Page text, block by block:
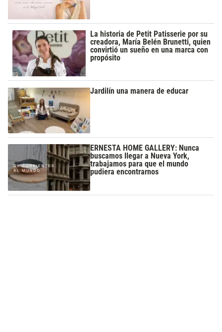
La historia de Petit Patisserie por su
creadora, María Belén Brunetti, quien
convirtió un sueño en una marca con
propósito
Jardilín una manera de educar
ERNESTA HOME GALLERY: Nunca
buscamos llegar a Nueva York,
trabajamos para que el mundo
pudiera encontrarnos